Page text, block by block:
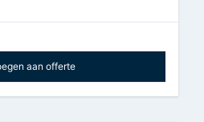
aan offerte